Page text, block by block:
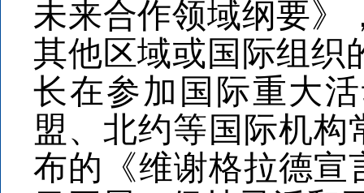
未来合作领域纲要》
其他区域或国际组织
长在参加国际重大
盟、北约等国际机
布的《维谢格拉德宣